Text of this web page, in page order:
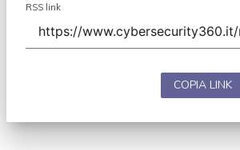
RSS link
COPIA LINK